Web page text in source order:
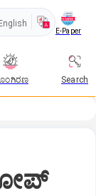
English
E-Paper
Search